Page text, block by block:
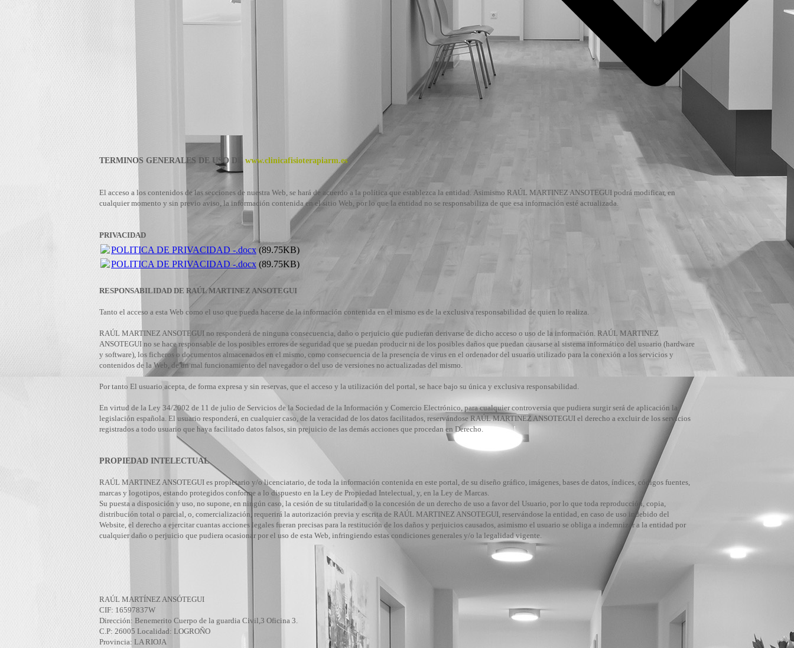
siguientes idiomas:
TERMINOS GENERALES DE USO DE www.clinicafisioterapiarm.es
El acceso a los contenidos de las secciones de nuestra Web, se hará de acuerdo a la política que establezca la entidad. Asimismo RAÚL MARTINEZ ANSOTEGUI podrá modificar, en
cualquier momento y sin previo aviso, la información contenida en el sitio Web, por lo que la entidad no se responsabiliza de que esa información esté actualizada.
PRIVACIDAD
POLITICA DE PRIVACIDAD -.docx (89.75KB)
POLITICA DE PRIVACIDAD -.docx (89.75KB)
RESPONSABILIDAD DE RAÚL MARTINEZ ANSOTEGUI
Tanto el acceso a esta Web como el uso que pueda hacerse de la información contenida en el mismo es de la exclusiva responsabilidad de quien lo realiza.
RAÚL MARTINEZ ANSOTEGUI no responderá de ninguna consecuencia, daño o perjuicio que pudieran derivarse de dicho acceso o uso de la información. RAÚL MARTINEZ
ANSOTEGUI no se hace responsable de los posibles errores de seguridad que se puedan producir ni de los posibles daños que puedan causarse al sistema informático del usuario (hardware
y software), los ficheros o documentos almacenados en el mismo, como consecuencia de la presencia de virus en el ordenador del usuario utilizado para la conexión a los servicios y
contenidos de la Web, de un mal funcionamiento del navegador o del uso de versiones no actualizadas del mismo.
Por tanto El usuario acepta, de forma expresa y sin reservas, que el acceso y la utilización del portal, se hace bajo su única y exclusiva responsabilidad.
En virtud de la Ley 34/2002 de 11 de julio de Servicios de la Sociedad de la Información y Comercio Electrónico, para cualquier controversia que pudiera surgir será de aplicación la
legislación española. El usuario responderá, en cualquier caso, de la veracidad de los datos facilitados, reservándose RAÚL MARTINEZ ANSOTEGUI el derecho a excluir de los servicios
registrados a todo usuario que haya facilitado datos falsos, sin prejuicio de las demás acciones que procedan en Derecho.
PROPIEDAD INTELECTUAL
RAÚL MARTINEZ ANSOTEGUI es propietario y/o licenciatario, de toda la información contenida en este portal, de su diseño gráfico, imágenes, bases de datos, índices, códigos fuentes,
marcas y logotipos, estando protegidos conforme a lo dispuesto en la Ley de Propiedad Intelectual, y, en la Ley de Marcas.
Su puesta a disposición y uso, no supone, en ningún caso, la cesión de su titularidad o la concesión de un derecho de uso a favor del Usuario, por lo que toda reproducción, copia,
distribución total o parcial, o, comercialización, requerirá la autorización previa y escrita de RAÚL MARTINEZ ANSOTEGUI, reservándose la entidad, en caso de uso indebido del
Website, el derecho a ejercitar cuantas acciones legales fueran precisas para la restitución de los daños y perjuicios causados, asimismo el usuario se obliga a indemnizar a la entidad por
cualquier daño o perjuicio que pudiera ocasionar por el uso de esta Web, infringiendo estas condiciones generales y/o la legalidad vigente.
RAÚL MARTÍNEZ ANSÓTEGUI
CIF: 16597837W
Dirección: Benemerito Cuerpo de la guardia Civil,3 Oficina 3.
C.P: 26005 Localidad: LOGROÑO
Provincia: LA RIOJA